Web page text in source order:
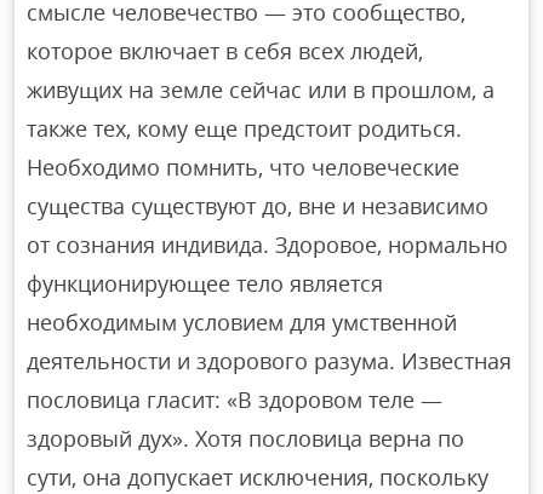
смысле человечество — это сообщество,
которое включает в себя всех людей,
живущих на земле сейчас или в прошлом, а
также тех, кому еще предстоит родиться.
Необходимо помнить, что человеческие
существа существуют до, вне и независимо
от сознания индивида. Здоровое, нормально
функционирующее тело является
необходимым условием для умственной
деятельности и здорового разума. Известная
пословица гласит: «В здоровом теле —
здоровый дух». Хотя пословица верна по
сути, она допускает исключения, поскольку